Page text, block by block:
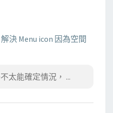
決 Menu icon 因為空間
太能確定情況， ...